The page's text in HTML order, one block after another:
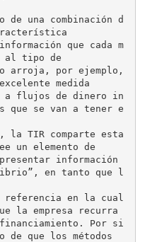
de una combinación d
que cada m
al tipo de
arroja, por ejemplo,
medida
a flujos de dinero in
que se van a tener e
TIR comparte esta
un elemento de
información
en tanto que l
referencia en la cual
la empresa recurra
Por si
de que los métodos